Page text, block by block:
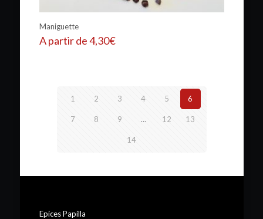
Maniguette
A partir de4,30€
1 2 3 4 5 6
7 8 9 … 12 13
14
Epices Papilla